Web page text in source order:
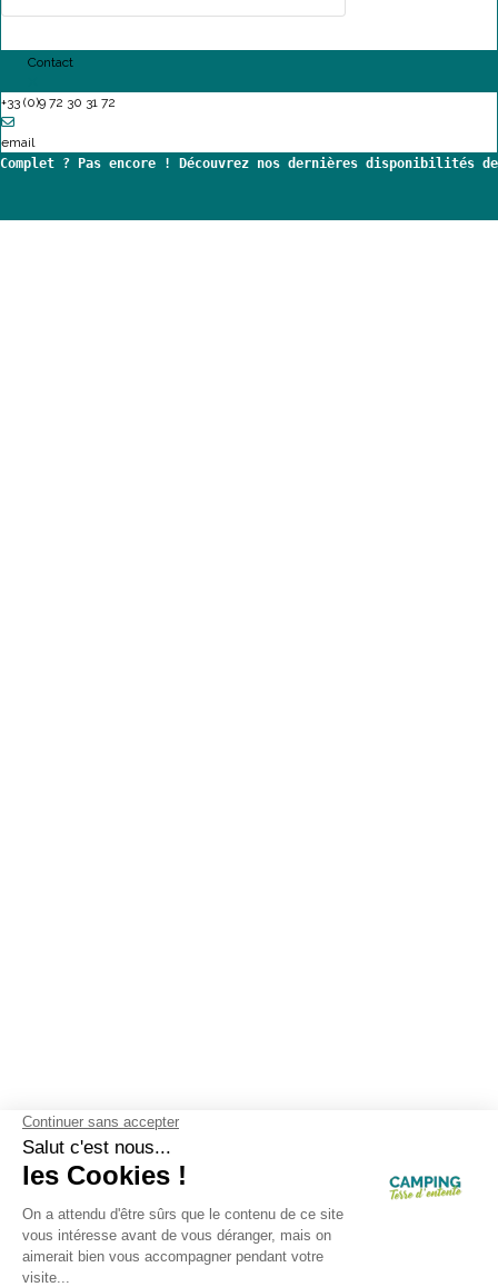
Contact
+33 (0)9 72 30 31 72
email
Complet ? Pas encore ! Découvrez nos dernières disponibilités